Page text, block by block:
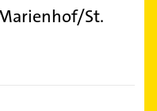
St.